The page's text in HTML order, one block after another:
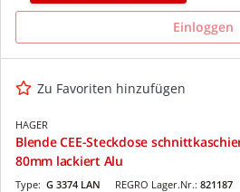
Einloggen
Zu Favoriten hinzufügen
HAGER
Blende CEE-Steckdose
80mm lackiert Alu
REGRO Lager.Nr.: 821187
Type: G 3374 LAN